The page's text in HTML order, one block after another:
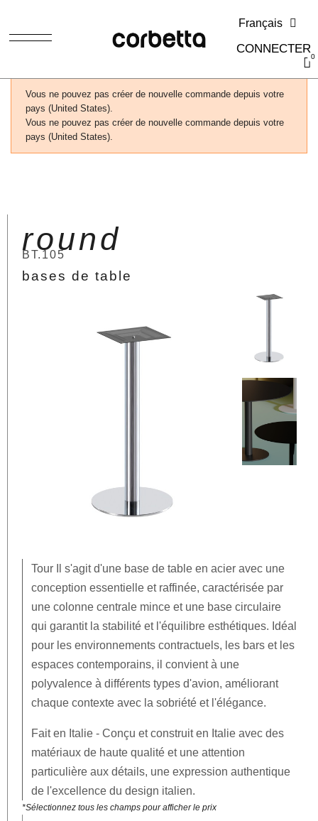
Français
CONNECTER
Vous ne pouvez pas créer de nouvelle commande depuis votre
pays (United States).
Vous ne pouvez pas créer de nouvelle commande depuis votre
pays (United States).
round
BT.105
bases de table
Tour Il s'agit d'une base de table en acier avec une
conception essentielle et raffinée, caractérisée par
une colonne centrale mince et une base circulaire
qui garantit la stabilité et l'équilibre esthétiques. Idéal
pour les environnements contractuels, les bars et les
espaces contemporains, il convient à une
polyvalence à différents types d'avion, améliorant
chaque contexte avec la sobriété et l'élégance.
Fait en Italie - Conçu et construit en Italie avec des
matériaux de haute qualité et une attention
particulière aux détails, une expression authentique
de l'excellence du design italien.
*Sélectionnez tous les champs pour afficher le prix